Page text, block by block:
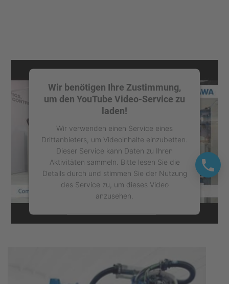
Wir benötigen Ihre Zustimmung,
um den YouTube Video-Service zu
laden!
Wir verwenden einen Service eines
Drittanbieters, um Videoinhalte einzubetten.
Dieser Service kann Daten zu Ihren
Aktivitäten sammeln. Bitte lesen Sie die
Details durch und stimmen Sie der Nutzung
des Service zu, um dieses Video
anzusehen.
Mehr Informationen
Usercentrics Consent
Management Platform